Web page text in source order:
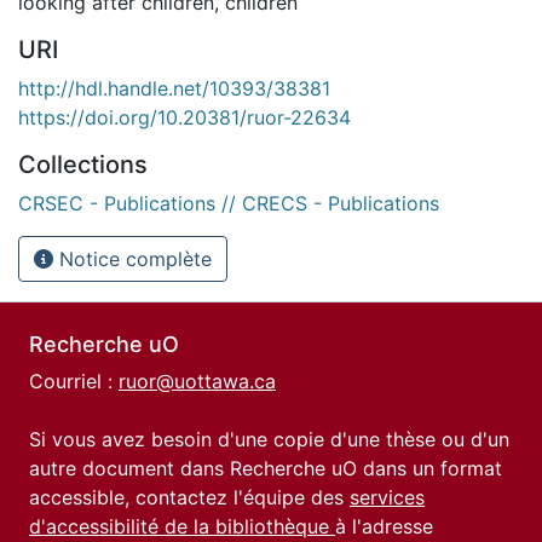
URI
http://hdl.handle.net/10393/38381
https://doi.org/10.20381/ruor-22634
Collections
CRSEC - Publications // CRECS - Publications
Notice complète
Recherche uO
Courriel : ruor@uottawa.ca
Si vous avez besoin d'une copie d'une thèse ou d'un
autre document dans Recherche uO dans un format
accessible, contactez l'équipe des services
d'accessibilité de la bibliothèque à l'adresse